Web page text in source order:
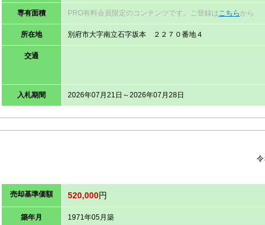
専有面積 PRO有料会員限定のコンテンツです。ご登録はこちら から
所在地 別府市大字南立石字坂本 ２２７０番地４
交通
入札期間 2026年07月21日～2026年07月28日
売却基準価額 520,000円
築年月 1971年05月築